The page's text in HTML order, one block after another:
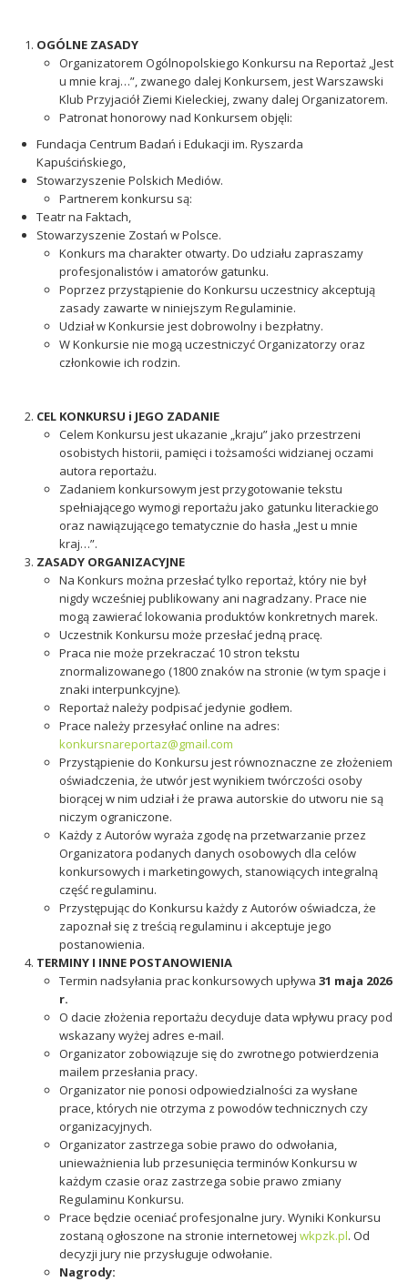
OGÓLNE ZASADY
Organizatorem Ogólnopolskiego Konkursu na Reportaż „Jest
u mnie kraj…”, zwanego dalej Konkursem, jest Warszawski
Klub Przyjaciół Ziemi Kieleckiej, zwany dalej Organizatorem.
Patronat honorowy nad Konkursem objęli:
Fundacja Centrum Badań i Edukacji im. Ryszarda
Kapuścińskiego,
Stowarzyszenie Polskich Mediów.
Partnerem konkursu są:
Teatr na Faktach,
Stowarzyszenie Zostań w Polsce.
Konkurs ma charakter otwarty. Do udziału zapraszamy
profesjonalistów i amatorów gatunku.
Poprzez przystąpienie do Konkursu uczestnicy akceptują
zasady zawarte w niniejszym Regulaminie.
Udział w Konkursie jest dobrowolny i bezpłatny.
W Konkursie nie mogą uczestniczyć Organizatorzy oraz
członkowie ich rodzin.
CEL KONKURSU i JEGO ZADANIE
Celem Konkursu jest ukazanie „kraju” jako przestrzeni
osobistych historii, pamięci i tożsamości widzianej oczami
autora reportażu.
Zadaniem konkursowym jest przygotowanie tekstu
spełniającego wymogi reportażu jako gatunku literackiego
oraz nawiązującego tematycznie do hasła „Jest u mnie
kraj…”.
ZASADY ORGANIZACYJNE
Na Konkurs można przesłać tylko reportaż, który nie był
nigdy wcześniej publikowany ani nagradzany. Prace nie
mogą zawierać lokowania produktów konkretnych marek.
Uczestnik Konkursu może przesłać jedną pracę.
Praca nie może przekraczać 10 stron tekstu
znormalizowanego (1800 znaków na stronie (w tym spacje i
znaki interpunkcyjne).
Reportaż należy podpisać jedynie godłem.
Prace należy przesyłać online na adres:
konkursnareportaz@gmail.com
Przystąpienie do Konkursu jest równoznaczne ze złożeniem
oświadczenia, że utwór jest wynikiem twórczości osoby
biorącej w nim udział i że prawa autorskie do utworu nie są
niczym ograniczone.
Każdy z Autorów wyraża zgodę na przetwarzanie przez
Organizatora podanych danych osobowych dla celów
konkursowych i marketingowych, stanowiących integralną
część regulaminu.
Przystępując do Konkursu każdy z Autorów oświadcza, że
zapoznał się z treścią regulaminu i akceptuje jego
postanowienia.
TERMINY I INNE POSTANOWIENIA
Termin nadsyłania prac konkursowych upływa 31 maja 2026
r.
O dacie złożenia reportażu decyduje data wpływu pracy pod
wskazany wyżej adres e-mail.
Organizator zobowiązuje się do zwrotnego potwierdzenia
mailem przesłania pracy.
Organizator nie ponosi odpowiedzialności za wysłane
prace, których nie otrzyma z powodów technicznych czy
organizacyjnych.
Organizator zastrzega sobie prawo do odwołania,
unieważnienia lub przesunięcia terminów Konkursu w
każdym czasie oraz zastrzega sobie prawo zmiany
Regulaminu Konkursu.
Prace będzie oceniać profesjonalne jury. Wyniki Konkursu
zostaną ogłoszone na stronie internetowej wkpzk.pl. Od
decyzji jury nie przysługuje odwołanie.
Nagrody: